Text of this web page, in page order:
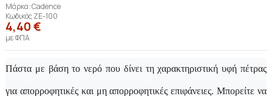
Μάρκα:Cadence
ΚωδικόςZE-100
4,40 €
με ΦΠΑ
Πάστα με βάση το νερό που δίνει τη χαρακτηριστική υφή πέτρας
για απορροφητικές και μη απορροφητικές επιφάνειες. Μπορείτε να